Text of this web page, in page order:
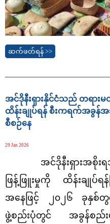
ဆက်ဖတ်ရန် >>
အင်ဒိုနီးရှားနိုင်ငံသည် တရာ
ထိန်းချုပ်ရန် စီးကရက်အခွ
စီစဉ်နေ
29 Jan 2026
အင်ဒိုနီးရှားအစိုးရသ
ဖြန့်ဖြူးမှုကို ထိန်းချုပ်
အနေဖြင့် ၂၀၂၆ ခုနှစ်
ဖွဲ့စည်းပုံတွင် အခွန်စည်း